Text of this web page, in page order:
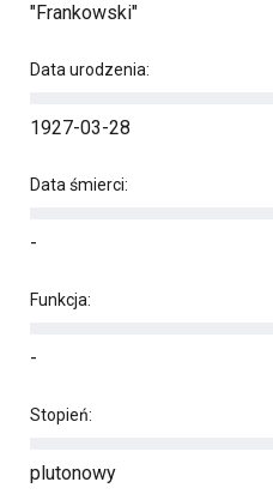
"Frankowski"
Data urodzenia:
1927-03-28
Data śmierci:
-
Funkcja:
-
Stopień:
plutonowy